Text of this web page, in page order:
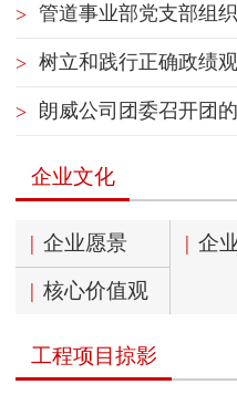
> 管道事业部党支部组织开展“学深悟透
> 树立和践行正确政绩观学习教育|管道事业部党支部开展
> 朗威公司团委召开团的代
企业文化
| 企业愿景 | 企
| 核心价值观
工程项目掠影